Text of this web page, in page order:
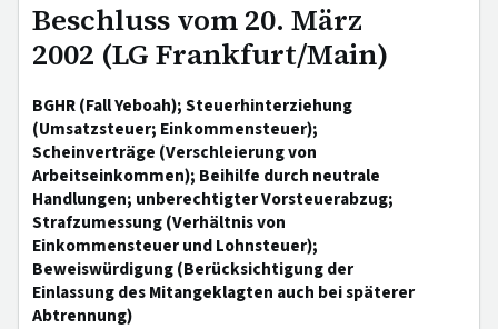
Beschluss vom 20. März
2002 (LG Frankfurt/Main)
BGHR (Fall Yeboah); Steuerhinterziehung
(Umsatzsteuer; Einkommensteuer);
Scheinverträge (Verschleierung von
Arbeitseinkommen); Beihilfe durch neutrale
Handlungen; unberechtigter Vorsteuerabzug;
Strafzumessung (Verhältnis von
Einkommensteuer und Lohnsteuer);
Beweiswürdigung (Berücksichtigung der
Einlassung des Mitangeklagten auch bei späterer
Abtrennung)